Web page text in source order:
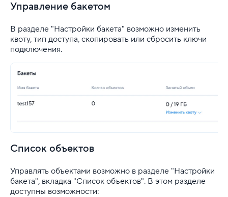
Управление бакетом
В разделе "Настройки бакета" возможно изменить
квоту, тип доступа, скопировать или сбросить ключи
подключения.
Список объектов
Управлять объектами возможно в разделе "Настройки
бакета", вкладка "Список объектов". В этом разделе
доступны возможности: